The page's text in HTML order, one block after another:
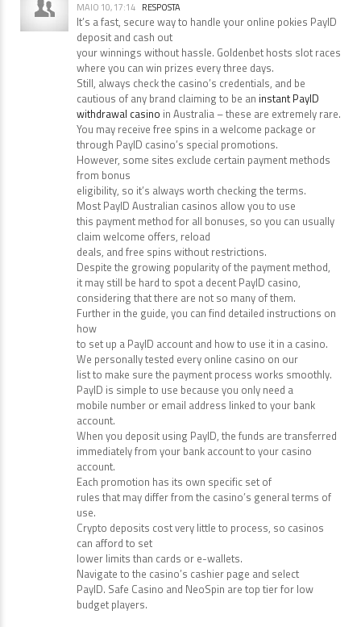
MAIO 10, 17:14 RESPOSTA
It’s a fast, secure way to handle your online pokies PayID
deposit and cash out
your winnings without hassle. Goldenbet hosts slot races
where you can win prizes every three days.
Still, always check the casino’s credentials, and be
cautious of any brand claiming to be an instant PayID
withdrawal casino in Australia – these are extremely rare.
You may receive free spins in a welcome package or
through PayID casino’s special promotions.
However, some sites exclude certain payment methods
from bonus
eligibility, so it’s always worth checking the terms.
Most PayID Australian casinos allow you to use
this payment method for all bonuses, so you can usually
claim welcome offers, reload
deals, and free spins without restrictions.
Despite the growing popularity of the payment method,
it may still be hard to spot a decent PayID casino,
considering that there are not so many of them.
Further in the guide, you can find detailed instructions on
how
to set up a PayID account and how to use it in a casino.
We personally tested every online casino on our
list to make sure the payment process works smoothly.
PayID is simple to use because you only need a
mobile number or email address linked to your bank
account.
When you deposit using PayID, the funds are transferred
immediately from your bank account to your casino
account.
Each promotion has its own specific set of
rules that may differ from the casino’s general terms of
use.
Crypto deposits cost very little to process, so casinos
can afford to set
lower limits than cards or e-wallets.
Navigate to the casino’s cashier page and select
PayID. Safe Casino and NeoSpin are top tier for low
budget players.